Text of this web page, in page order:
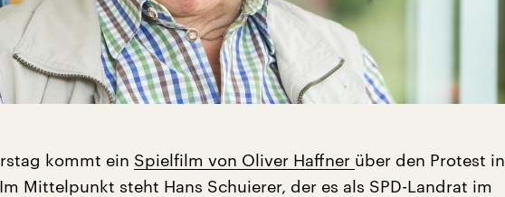
kommt ein Spielfilm von Oliver Haffner über den Protest in
Mittelpunkt steht Hans Schuierer, der es als SPD-Landrat im